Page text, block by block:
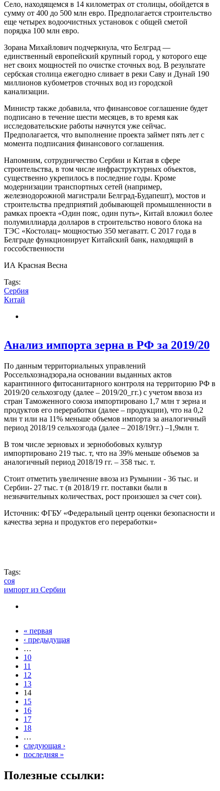
Село, находящемся в 14 километрах от столицы, обойдется в
сумму от 400 до 500 млн евро. Предполагается строительство
еще четырех водоочистных установок с общей сметой
порядка 100 млн евро.
Зорана Михайлович подчеркнула, что Белград —
единственный европейский крупный город, у которого еще
нет своих мощностей по очистке сточных вод. В результате
сербская столица ежегодно сливает в реки Саву и Дунай 190
миллионов кубометров сточных вод из городской
канализации.
Министр также добавила, что финансовое соглашение будет
подписано в течение шести месяцев, в то время как
исследовательские работы начнутся уже сейчас.
Предполагается, что выполнение проекта займет пять лет с
момента подписания финансового соглашения.
Напомним, сотрудничество Сербии и Китая в сфере
строительства, в том числе инфраструктурных объектов,
существенно укрепилось в последние годы. Кроме
модернизации транспортных сетей (например,
железнодорожной магистрали Белград-Будапешт), мостов и
строительства предприятий добывающей промышленности в
рамках проекта «Один пояс, один путь», Китай вложил более
полумиллиарда долларов в строительство нового блока на
ТЭС «Костолац» мощностью 350 мегаватт. С 2017 года в
Белграде функционирует Китайский банк, находящий в
госсобственности
ИА Красная Весна
Tags:
Сербия
Китай
Анализ импорта зерна в РФ за 2019/20
По данным территориальных управлений
Россельхознадзора,на основании выданных актов
карантинного фитосанитарного контроля на территорию РФ в
2019/20 сельхозгоду (далее – 2019/20_гг.) с учетом ввоза из
стран Таможенного союза импортировано 1,7 млн т зерна и
продуктов его переработки (далее – продукции), что на 0,2
млн т или на 11% меньше объемов импорта за аналогичный
период 2018/19 сельхозгода (далее – 2018/19гг.) –1,9млн т.
В том числе зерновых и зернобобовых культур
импортировано 219 тыс. т, что на 39% меньше объемов за
аналогичный период 2018/19 гг. – 358 тыс. т.
Стоит отметить увеличение ввоза из Румынии - 36 тыс. и
Сербии- 27 тыс. т (в 2018/19 гг. поставки были в
незначительных количествах, рост произошел за счет сои).
Источник: ФГБУ «Федеральный центр оценки безопасности и
качества зерна и продуктов его переработки»
Tags:
соя
импорт из Сербии
Страницы
« первая
‹ предыдущая
…
10
11
12
13
14
15
16
17
18
…
следующая ›
последняя »
Полезные ссылки: